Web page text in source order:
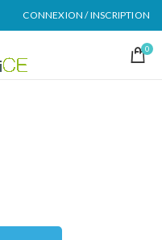
CONNEXION / INSCRIPTION
0